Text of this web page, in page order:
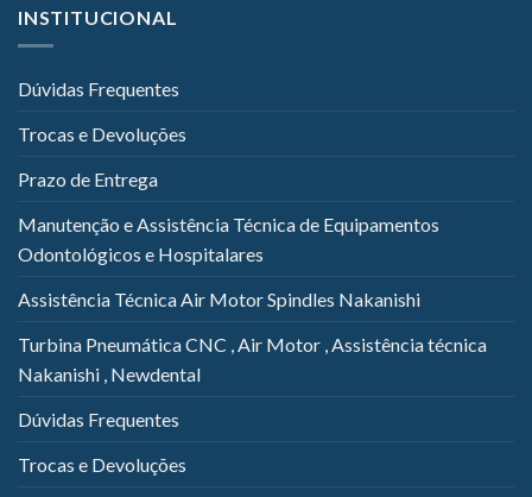
INSTITUCIONAL
Dúvidas Frequentes
Trocas e Devoluções
Prazo de Entrega
Manutenção e Assistência Técnica de Equipamentos
Odontológicos e Hospitalares
Assistência Técnica Air Motor Spindles Nakanishi
Turbina Pneumática CNC , Air Motor , Assistência técnica
Nakanishi , Newdental
Dúvidas Frequentes
Trocas e Devoluções